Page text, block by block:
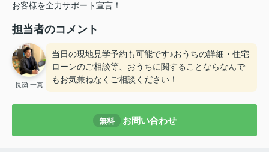
お客様を全力サポート宣言！
担当者のコメント
長瀬 一真
当日の現地見学予約も可能です♪おうちの詳細・住宅
ローンのご相談等、おうちに関することならなんで
もお気兼ねなくご相談ください！
無料 お問い合わせ